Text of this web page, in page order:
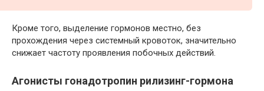
Кроме того, выделение гормонов местно, без
прохождения через системный кровоток, значительно
снижает частоту проявления побочных действий.
Агонисты гонадотропин рилизинг-гормона